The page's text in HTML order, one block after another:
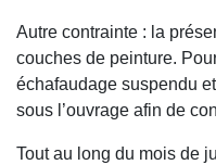
Autre contrainte : la
couches de peinture.
échafaudage suspendu
sous l’ouvrage afin de
Tout au long du mois de